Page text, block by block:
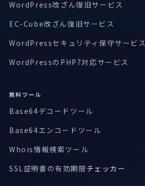
WordPress改ざん復旧サービス
EC-Cube改ざん復旧サービス
WordPressセキュリティ保守サービス
WordPressのPHP7対応サービス
無料ツール
Base64デコードツール
Base64エンコードツール
Whois情報検索ツール
SSL証明書の有効期限 チェッカー